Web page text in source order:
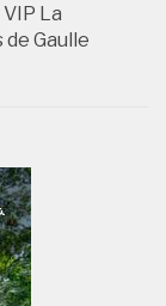
La
Gaulle